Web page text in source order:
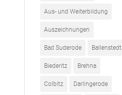
Aus- und Weiterbildung
Auszeichnungen
Bad Suderode Ballenstedt
Biederitz Brehna
Colbitz Darlingerode